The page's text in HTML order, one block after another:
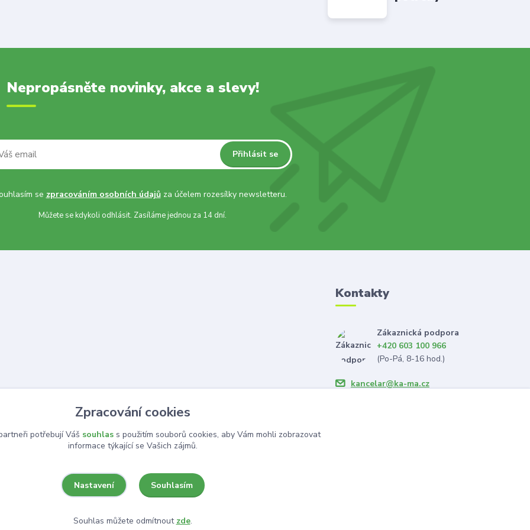
Nepropásněte novinky, akce a slevy!
Přihlásit se
se zpracováním osobních údajůza účelem rozesílky newsletteru.
Můžete se kdykoli odhlásit. Zasíláme jednou za 14 dní.
Kontakty
Zákaznická podpora
+420 603 100 966
(Po-Pá, 8-16 hod.)
kancelar@ka-ma.cz
Zpracování cookies
potřebují Váš souhlass použitím souborů cookies, aby Vám mohli zobrazovat
informace týkající se Vašich zájmů.
Nastavení Souhlasím
Souhlas můžete odmítnout zde.